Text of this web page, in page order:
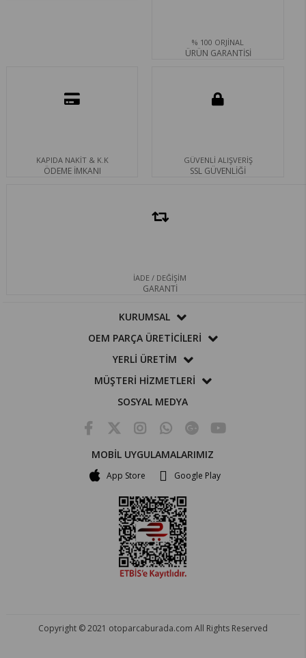
% 100 ORJİNAL
ÜRÜN GARANTİSİ
KAPIDA NAKİT & K.K
ÖDEME İMKANI
GÜVENLİ ALIŞVERİŞ
SSL GÜVENLİĞİ
İADE / DEĞİŞİM
GARANTİ
KURUMSAL
OEM PARÇA ÜRETİCİLERİ
YERLİ ÜRETİM
MÜŞTERİ HİZMETLERİ
SOSYAL MEDYA
MOBİL UYGULAMALARIMIZ
App Store Google Play
Copyright © 2021 otoparcaburada.com All Rights Reserved